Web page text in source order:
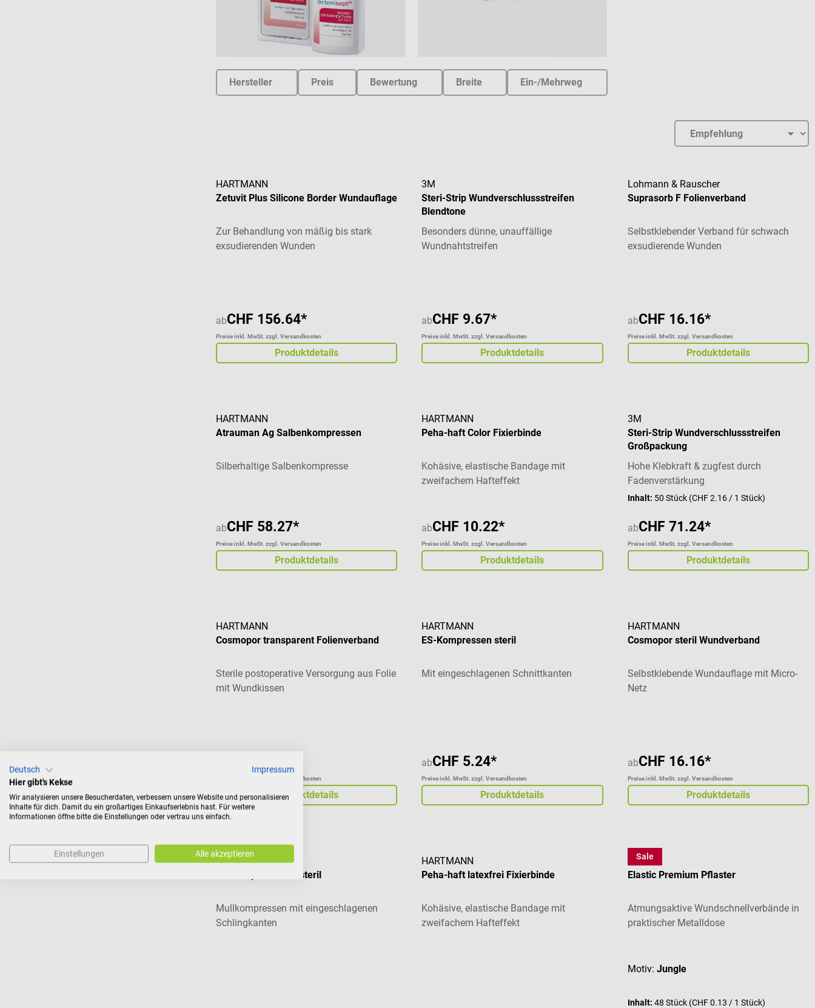
Hersteller Preis Bewertung Breite Ein-/Mehrweg
HARTMANN
Zetuvit Plus Silicone Border Wundauflage
Zur Behandlung von mäßig bis stark
exsudierenden Wunden
abCHF 156.64*
Preise inkl. MwSt. zzgl. Versandkosten
Produktdetails
3M
Steri-Strip Wundverschlussstreifen
Blendtone
Besonders dünne, unauffällige
Wundnahtstreifen
abCHF 9.67*
Preise inkl. MwSt. zzgl. Versandkosten
Produktdetails
Lohmann & Rauscher
Suprasorb F Folienverband
Selbstklebender Verband für schwach
exsudierende Wunden
abCHF 16.16*
Preise inkl. MwSt. zzgl. Versandkosten
Produktdetails
HARTMANN
Atrauman Ag Salbenkompressen
Silberhaltige Salbenkompresse
abCHF 58.27*
Preise inkl. MwSt. zzgl. Versandkosten
Produktdetails
HARTMANN
Peha-haft Color Fixierbinde
Kohäsive, elastische Bandage mit
zweifachem Hafteffekt
abCHF 10.22*
Preise inkl. MwSt. zzgl. Versandkosten
Produktdetails
3M
Steri-Strip Wundverschlussstreifen
Großpackung
Hohe Klebkraft & zugfest durch
Fadenverstärkung
Inhalt: 50 Stück (CHF 2.16 / 1 Stück)
abCHF 71.24*
Preise inkl. MwSt. zzgl. Versandkosten
Produktdetails
HARTMANN
Cosmopor transparent Folienverband
Sterile postoperative Versorgung aus Folie
mit Wundkissen
Preise inkl. MwSt. zzgl. Versandkosten
Produktdetails
HARTMANN
ES-Kompressen steril
Mit eingeschlagenen Schnittkanten
abCHF 5.24*
Preise inkl. MwSt. zzgl. Versandkosten
Produktdetails
HARTMANN
Cosmopor steril Wundverband
Selbstklebende Wundauflage mit Micro-
Netz
abCHF 16.16*
Preise inkl. MwSt. zzgl. Versandkosten
Produktdetails
HARTMANN
ES-Kompressen unsteril
Mullkompressen mit eingeschlagenen
Schlingkanten
HARTMANN
Peha-haft latexfrei Fixierbinde
Kohäsive, elastische Bandage mit
zweifachem Hafteffekt
Sale
Graid
Elastic Premium Pflaster
Atmungsaktive Wundschnellverbände in
praktischer Metalldose
Motiv: Jungle
Inhalt: 48 Stück (CHF 0.13 / 1 Stück)
Deutsch
Impressum
Hier gibt's Kekse
Wir analysieren unsere Besucherdaten, verbessern unsere Website und personalisieren
Inhalte für dich. Damit du ein großartiges Einkaufserlebnis hast. Für weitere
Informationen öffne bitte die Einstellungen oder vertrau uns einfach.
Einstellungen Alle akzeptieren